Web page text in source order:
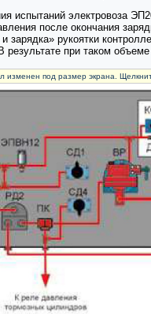
испытаний электровоза
после окончания
зарядка» рукоятки
результате при таком
изменен под размер экрана.